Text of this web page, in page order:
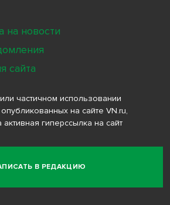
В РЕДАКЦИЮ
частичном использовании
на сайте VN.ru,
активная гиперссылка на сайт
на новости
сайта